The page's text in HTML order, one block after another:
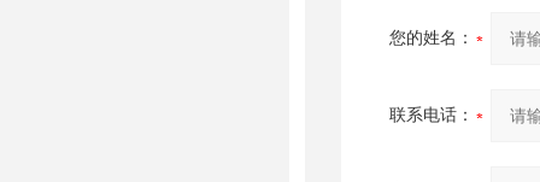
您的姓名：
联系电话：